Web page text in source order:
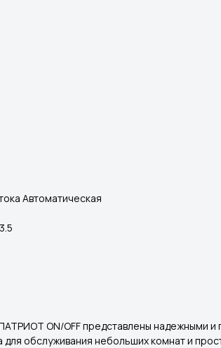
Автоматическая
ON/OFF представлены надежными
обслуживания небольших комнат и